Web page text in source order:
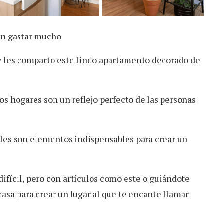
gastar mucho
comparto este lindo apartamento decorado de
hogares son un reflejo perfecto de las personas
son elementos indispensables para crear un
pero con artículos como este o guiándote
para crear un lugar al que te encante llamar